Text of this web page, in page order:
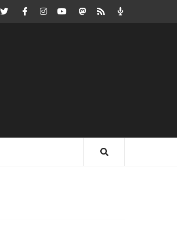
TwitterFacebookInstagramYoutubeMastodon.eus
RSS Podcast